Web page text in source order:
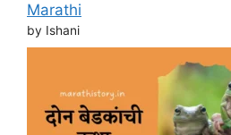
Marathi
by Ishani